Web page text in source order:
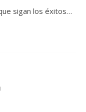
sigan los éxitos…